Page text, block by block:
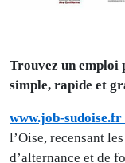
Trouvez un emploi
simple, rapide et
www.job-sudoise.fr
l’Oise, recensant
d’alternance et de